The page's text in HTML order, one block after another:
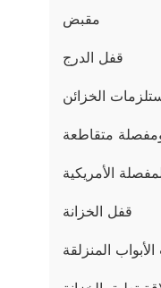
مقبض
قفل الدرج
الخزائن
متقاطعة
الأمريكية
قفل الخزانة
المنزلقة